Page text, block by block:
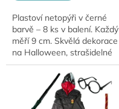
Plastoví netopýři v černé
barvě – 8 ks v balení. Každý
měří 9 cm. Skvělá dekorace
na Halloween, strašidelné
párty a tematické oslavy.